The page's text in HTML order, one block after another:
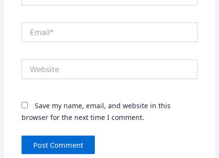
Save my name, email, and website in this
browser for the next time I comment.